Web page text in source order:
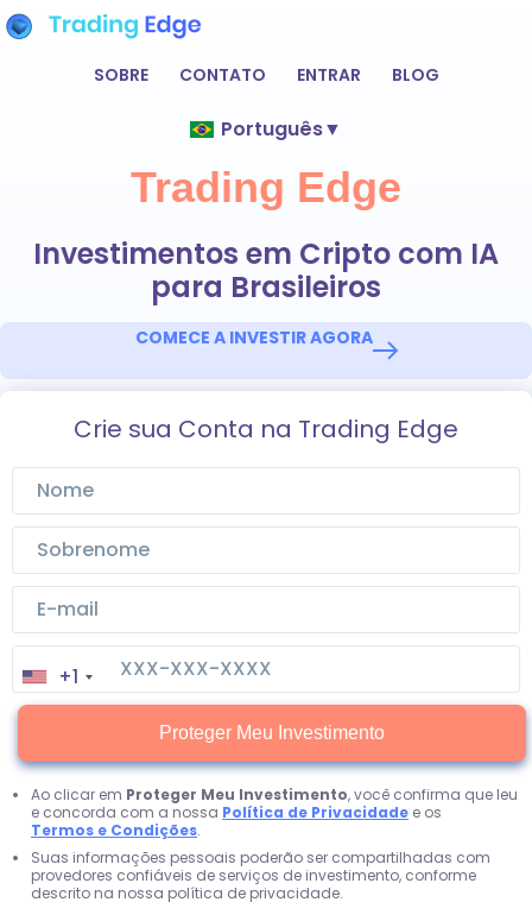
SOBRE CONTATO ENTRAR BLOG
Português▼
Trading Edge
Investimentos em Cripto com IA
para Brasileiros
COMECE A INVESTIR AGORA
Crie sua Conta na Trading Edge
+1
Proteger Meu Investimento
Ao clicar em Proteger Meu Investimento, você confirma que leu
e concorda com a nossa Política de Privacidade e os
Termos e Condições.
Suas informações pessoais poderão ser compartilhadas com
provedores confiáveis de serviços de investimento, conforme
descrito na nossa política de privacidade.